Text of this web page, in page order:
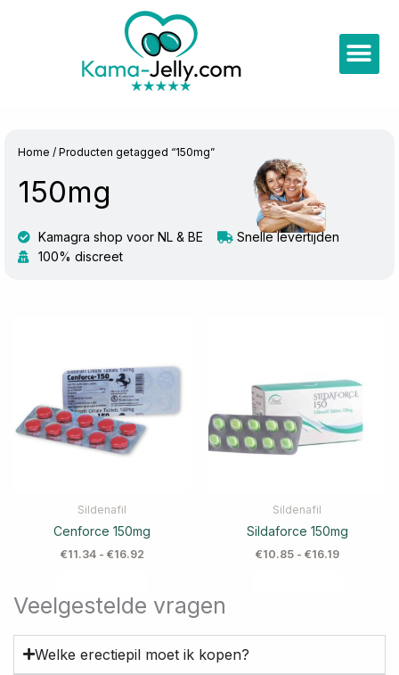
Home / Producten getagged “150mg”
150mg
Kamagra shop voor NL & BE
Snelle levertijden
100% discreet
Sildenafil
Cenforce 150mg
€11.34- €16.92
Sildenafil
Sildaforce 150mg
€10.85- €16.19
Veelgestelde vragen
Welke erectiepil moet ik kopen?